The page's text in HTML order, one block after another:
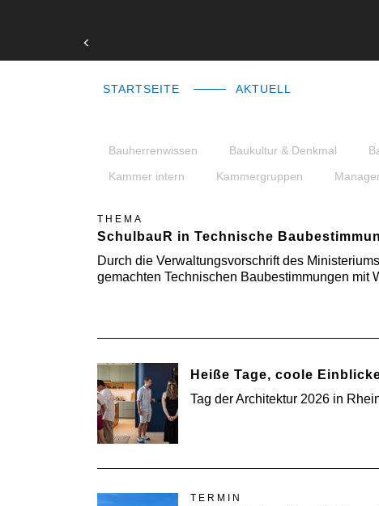
STARTSEITE AKTUELL
Bauherrenwissen Baukultur & Denkmal
Kammer intern
Kammergruppen
THEMA
SchulbauR in Technische
Durch die Verwaltungsvorschrift des
gemachten Technischen Baubestimmungen
Heiße Tage, coole
Tag der Architektur 2026 in
TERMIN